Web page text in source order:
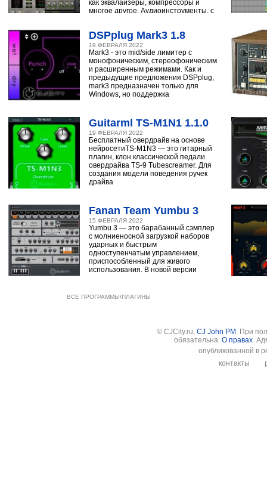
как эквалайзеры, компрессоры и
многое другое. Аудиоинструменты, с
DSPplug Mark3 1.8
19 ФЕВРАЛЯ 2022
Mark3 - это mid/side лимитер с
монофоническим, стереофоническим
и расширенным режимами. Как и
предыдущие предложения DSPplug,
mark3 предназначен только для
Windows, но поддержка
Guitarml TS-M1N1 1.1.0
19 ФЕВРАЛЯ 2022
Бесплатный овердрайв на основе
нейросетиTS-M1N3 — это гитарный
плагин, клон классической педали
овердрайва TS-9 Tubescreamer. Для
создания модели поведения ручек
драйва
Fanan Team Yumbu 3
15 ФЕВРАЛЯ 2022
Yumbu 3 — это барабанный сэмплер
с молниеносной загрузкой наборов
ударных и быстрым
одноступенчатым управлением,
приспособленный для живого
использования. В новой версии
ВСЕ ПРОГРАММЫ/ПЛАГИНЫ
© CJCity.ru, CJ John PM . При
обязательна. О правах.
опубликованной в
контакты